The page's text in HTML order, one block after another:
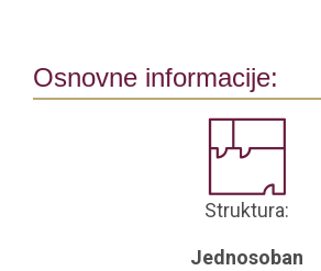
Osnovne informacije:
Struktura:
Jednosoban